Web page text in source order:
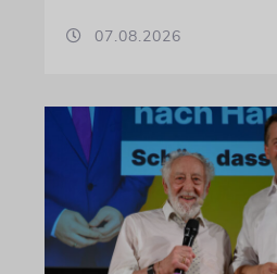
07.08.2026